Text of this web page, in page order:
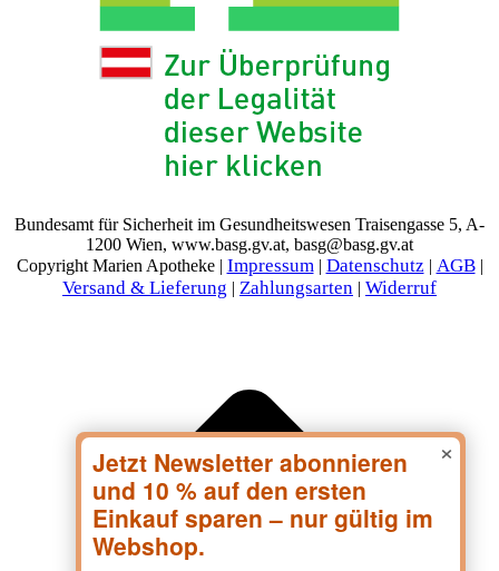
Bundesamt für Sicherheit im Gesundheitswesen Traisengasse 5, A-
1200 Wien, www.basg.gv.at, basg@basg.gv.at
Copyright Marien Apotheke | Impressum| Datenschutz | AGB|
Versand & Lieferung | Zahlungsarten | Widerruf
×